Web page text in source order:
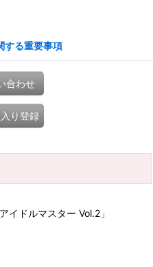
する重要事項
合わせ
り登録
イドルマスター Vol.2」